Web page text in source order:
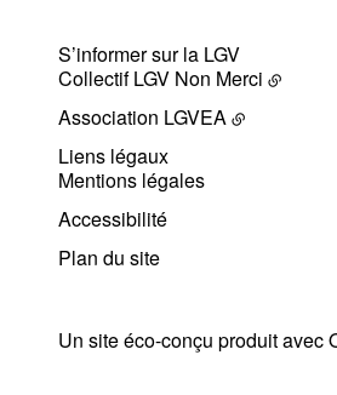
S’informer sur la LGV
Collectif LGV Non Merci
Association LGVEA
Liens légaux
Mentions légales
Accessibilité
Plan du site
Un site éco-conçu produit avec